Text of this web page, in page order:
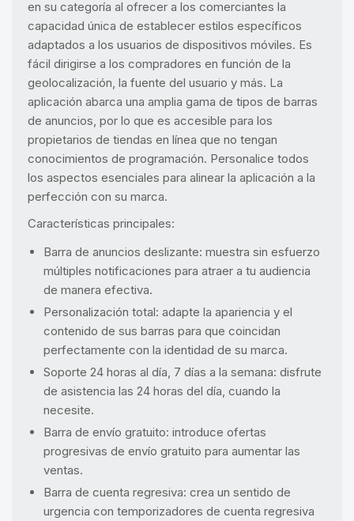
en su categoría al ofrecer a los comerciantes la
capacidad única de establecer estilos específicos
adaptados a los usuarios de dispositivos móviles. Es
fácil dirigirse a los compradores en función de la
geolocalización, la fuente del usuario y más. La
aplicación abarca una amplia gama de tipos de barras
de anuncios, por lo que es accesible para los
propietarios de tiendas en línea que no tengan
conocimientos de programación. Personalice todos
los aspectos esenciales para alinear la aplicación a la
perfección con su marca.
Características principales:
Barra de anuncios deslizante: muestra sin esfuerzo
múltiples notificaciones para atraer a tu audiencia
de manera efectiva.
Personalización total: adapte la apariencia y el
contenido de sus barras para que coincidan
perfectamente con la identidad de su marca.
Soporte 24 horas al día, 7 días a la semana: disfrute
de asistencia las 24 horas del día, cuando la
necesite.
Barra de envío gratuito: introduce ofertas
progresivas de envío gratuito para aumentar las
ventas.
Barra de cuenta regresiva: crea un sentido de
urgencia con temporizadores de cuenta regresiva